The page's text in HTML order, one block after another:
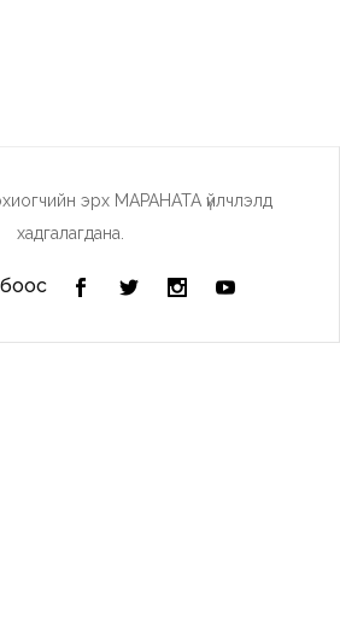
эрх МАРАНАТА үйлчлэлд
хадгалагдана.